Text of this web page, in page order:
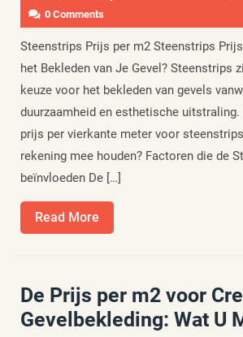
0 Comments
Steenstrips Prijs per m2 Steenstrips
het Bekleden van Je Gevel? Steenstrips
keuze voor het bekleden van gevels
duurzaamheid en esthetische
prijs per vierkante meter voor
rekening mee houden? Factoren die de
beïnvloeden De […]
Read More
More
De Prijs per m2 voor
Gevelbekleding: Wat U